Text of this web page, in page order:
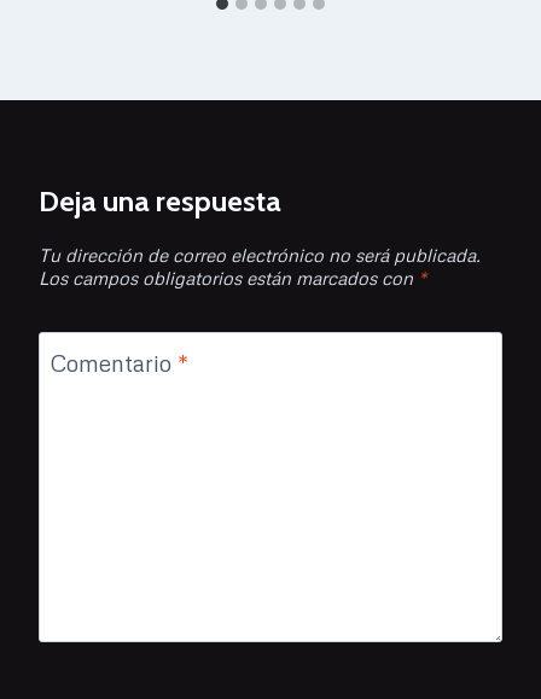
Deja una respuesta
Tu dirección de correo electrónico no será publicada.
Los campos obligatorios están marcados con *
Comentario *